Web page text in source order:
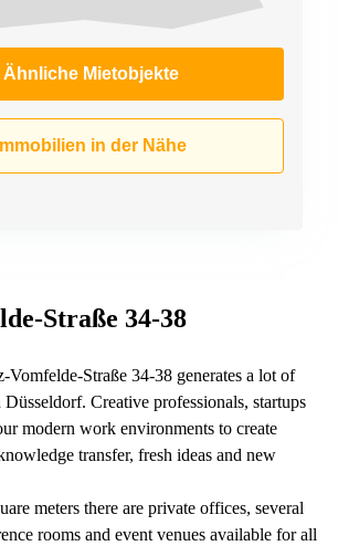
Ähnliche Mietobjekte
Immobilien in der Nähe
Straße 34-38
Vomfelde-Straße 34-38 generates a lot of
Creative professionals, startups
modern work environments to create
transfer, fresh ideas and new
meters there are private offices, several
rooms and event venues available for all